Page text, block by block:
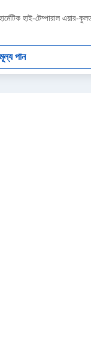
হাই-টেম্পারাল এয়ার-
পান